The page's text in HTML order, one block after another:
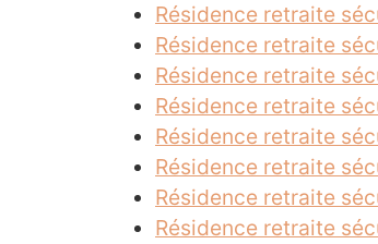
Résidence retraite
Résidence retraite
Résidence retraite
Résidence retraite
Résidence retraite
Résidence retraite
Résidence retraite
Résidence retraite